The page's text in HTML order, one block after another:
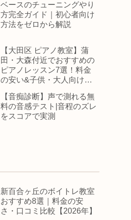
ベースのチューニングやり
方完全ガイド｜初心者向け
方法をゼロから解説
【大田区 ピアノ教室】蒲
田・大森付近でおすすめの
ピアノレッスン7選！料金
の安い&子供・大人向けス
【音痴診断】声で測れる無
料の音感テスト|音程のズレ
をスコアで実測
新百合ヶ丘のボイトレ教室
おすすめ8選｜料金の安
さ・口コミ比較【2026年】